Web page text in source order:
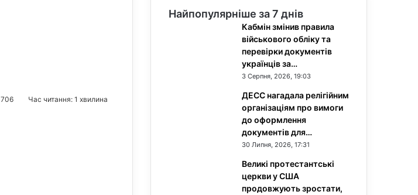
706 Час читання: 1 хвилина
Найпопулярніше за 7 днів
Кабмін змінив правила
військового обліку та
перевірки документів
українців за…
3 Серпня, 2026, 19:03
ДЕСС нагадала релігійним
організаціям про вимоги
до оформлення
документів для…
30 Липня, 2026, 17:31
Великі протестантські
церкви у США
продовжують зростати,